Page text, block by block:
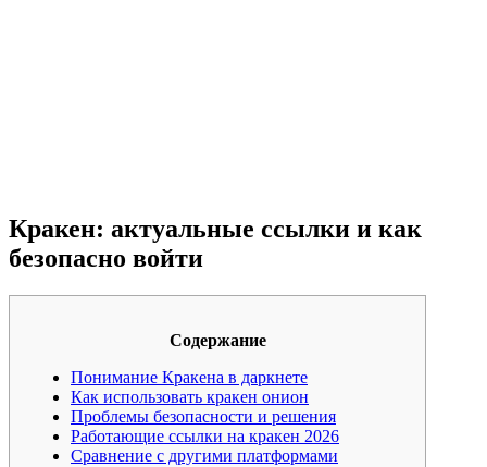
Кракен: актуальные ссылки и как
безопасно войти
Содержание
Понимание Кракена в даркнете
Как использовать кракен онион
Проблемы безопасности и решения
Работающие ссылки на кракен 2026
Сравнение с другими платформами